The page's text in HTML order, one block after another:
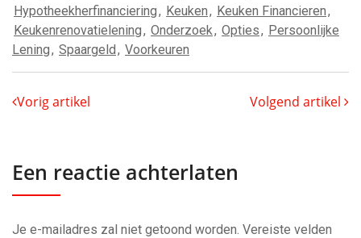
Hypotheekherfinanciering, Keuken, Keuken Financieren,
Keukenrenovatielening, Onderzoek, Opties, Persoonlijke
Lening, Spaargeld, Voorkeuren
Vorig artikel Volgend artikel
Een reactie achterlaten
Je e-mailadres zal niet getoond worden. Vereiste velden